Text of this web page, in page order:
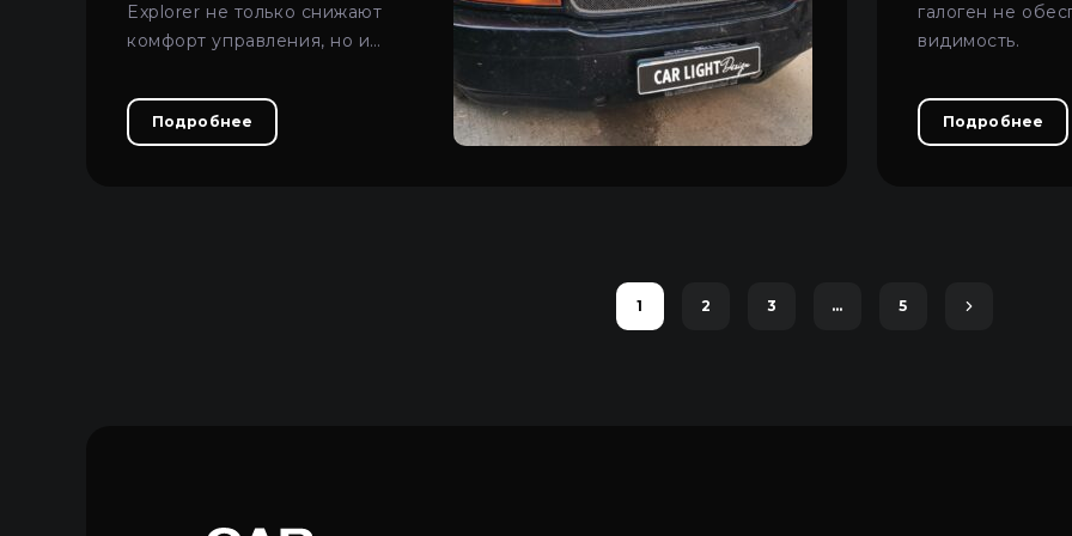
Explorer не только снижают
комфорт управления, но и
дороге.
Подробнее
галоген не
видимость.
Подробнее
1 2 3 … 5